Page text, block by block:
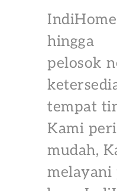
hingga
pelosok
tempat
Kami
mudah,
melayani